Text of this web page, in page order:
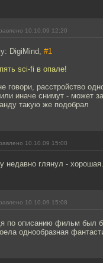
10.10.09 12:20
DigiMind, #1
sci-fi в опале!
говори, расстройство
иначе снимут - может
такую же подобрал
10.10.09 15:00
недавно глянул -
10.10.09 15:08
по описанию фильм был
однообразная